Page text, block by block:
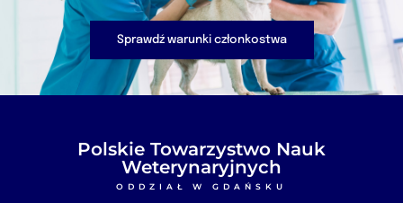
Sprawdź warunki członkostwa
Polskie Towarzystwo Nauk
Weterynaryjnych
ODDZIAŁ W GDAŃSKU